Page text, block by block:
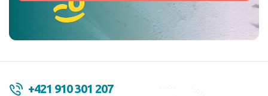
+421 910 301 207